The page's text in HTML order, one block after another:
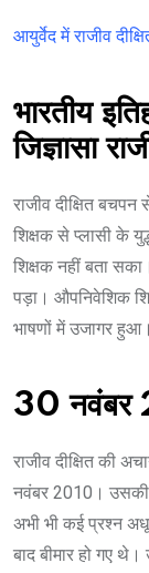
आयुर्वेद में राजीव
भारतीय
जिज्ञासा
राजीव दीक्षित
शिक्षक से प्लासी के
शिक्षक नहीं बता
पड़ा। औपनिवेशिक
भाषणों में उजागर हुआ।
30 नवंबर
राजीव दीक्षित की
नवंबर 2010। उसकी
अभी भी कई प्रश्न
बाद बीमार हो गए